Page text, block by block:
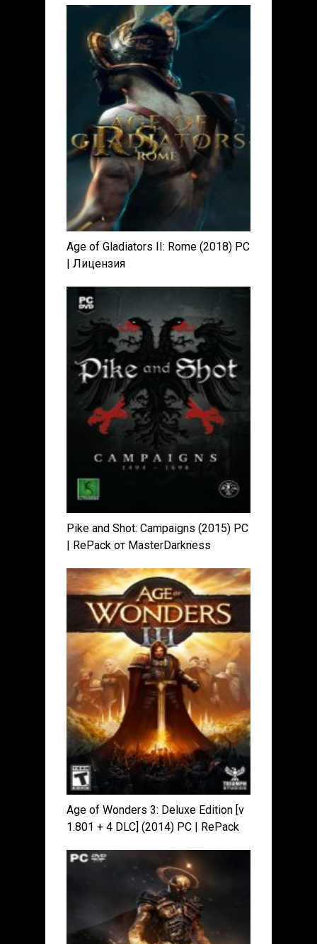
Age of Gladiators II: Rome (2018) PC
| Лицензия
Pike and Shot: Campaigns (2015) PC
| RePack от MasterDarkness
Age of Wonders 3: Deluxe Edition [v
1.801 + 4 DLC] (2014) PC | RePack